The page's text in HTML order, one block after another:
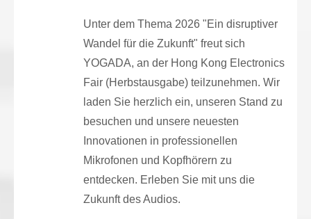
Unter dem Thema 2026 "Ein disruptiver
Wandel für die Zukunft" freut sich
YOGADA, an der Hong Kong Electronics
Fair (Herbstausgabe) teilzunehmen. Wir
laden Sie herzlich ein, unseren Stand zu
besuchen und unsere neuesten
Innovationen in professionellen
Mikrofonen und Kopfhörern zu
entdecken. Erleben Sie mit uns die
Zukunft des Audios.